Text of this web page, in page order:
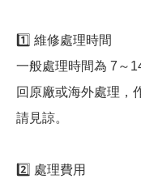
1️⃣ 維修處理時間
一般處理時間為 7～
回原廠或海外處理，
請見諒。
2️⃣ 處理費用